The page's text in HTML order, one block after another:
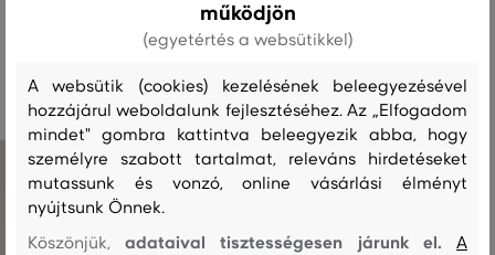
működjön
(egyetértés a websütikkel)
A websütik (cookies) kezelésének beleegyezésével
hozzájárul weboldalunk fejlesztéséhez. Az „Elfogadom
mindet" gombra kattintva beleegyezik abba, hogy
személyre szabott tartalmat, releváns hirdetéseket
mutassunk és vonzó, online vásárlási élményt
nyújtsunk Önnek.
Köszönjük,adataival tisztességesen járunk el.A